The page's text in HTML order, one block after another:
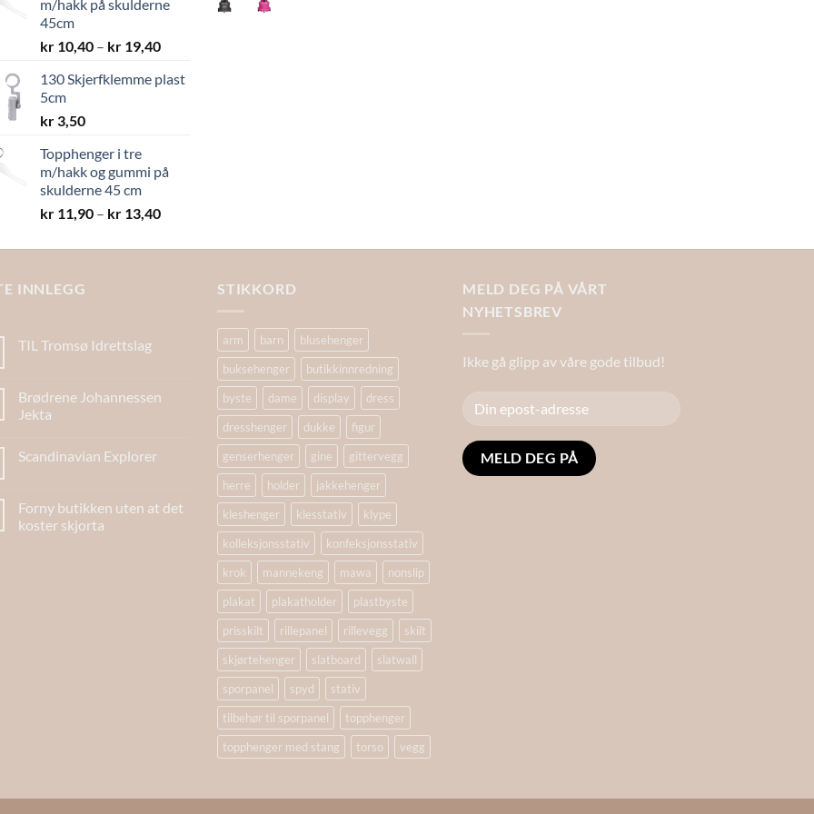
kr 8,40
m/hakk på skulderne
45cm
kr 10,40 – kr 19,40Prisområde:
til
130 Skjerfklemme plast
5cm
kr 3,50
Topphenger i tre
m/hakk og gummi på
skulderne 45 cm
kr 11,90 – kr 13,40Prisområde:
til
INNLEGG
TIL Tromsø Idrettslag
Brødrene Johannessen
Jekta
Scandinavian Explorer
Forny butikken uten at det
koster skjorta
STIKKORD
arm barn
blusehenger
buksehenger
butikkinnredning
byste
dame display
dress
dresshenger
dukke
figur
genserhenger
gine
gittervegg
herre
holder
jakkehenger
kleshenger
klesstativ
klype
kolleksjonsstativ
konfeksjonsstativ
krok
mannekeng mawa
nonslip
plakat
plakatholder
plastbyste
prisskilt
rillepanel rillevegg
skilt
skjørtehenger
slatboard
slatwall
sporpanel
spyd
stativ
tilbehør til sporpanel
topphenger
topphenger med stang
torso vegg
MELD DEG PÅ VÅRT
NYHETSBREV
Ikke gå glipp av våre gode tilbud!